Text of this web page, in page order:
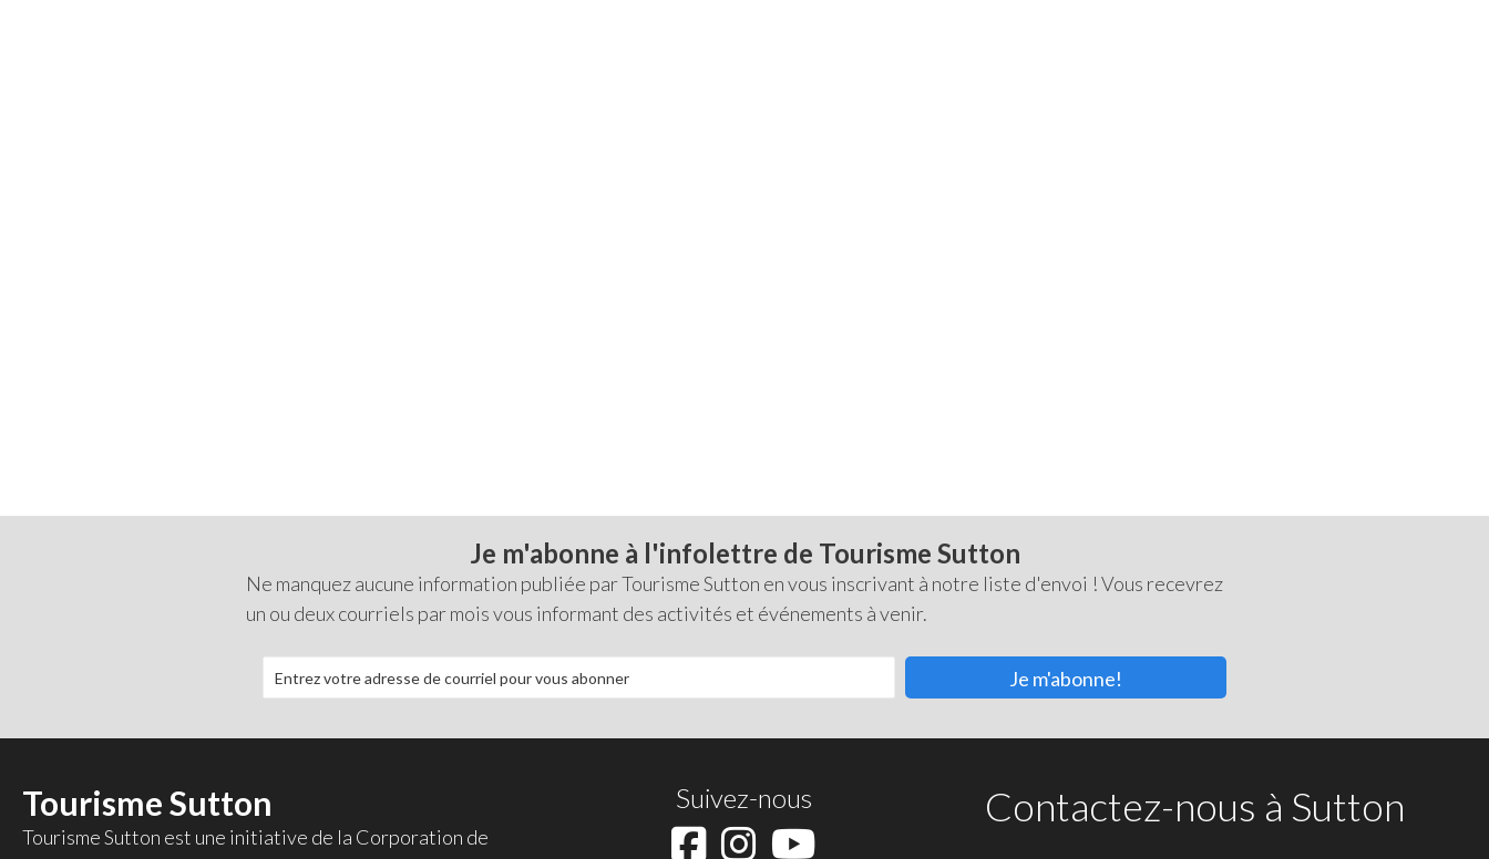
Je m'abonne à l'infolettre de Tourisme Sutton
Ne manquez aucune information publiée par Tourisme Sutton en vous inscrivant à notre liste d'envoi ! Vous recevrez
un ou deux courriels par mois vous informant des activités et événements à venir.
Je m'abonne!
Tourisme Sutton
Tourisme Sutton est une initiative de la Corporation de
Suivez-nous Contactez-nous à Sutton